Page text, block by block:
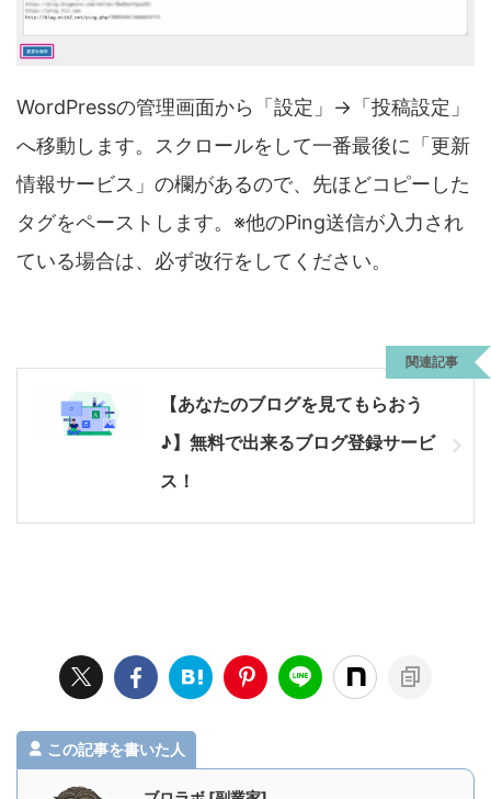
WordPressの管理画面から「設定」→「投稿設定」
へ移動します。スクロールをして一番最後に「更新
情報サービス」の欄があるので、先ほどコピーした
タグをペーストします。※他のPing送信が入力され
ている場合は、必ず改行をしてください。
【あなたのブログを見てもらおう
♪】無料で出来るブログ登録サービ
ス！
関連記事
この記事を書いた人